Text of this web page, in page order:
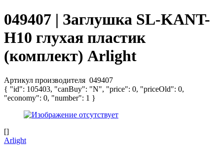
049407 | Заглушка SL-KANT-
H10 глухая пластик
(комплект) Arlight
Артикул производителя 049407
{ "id": 105403, "canBuy": "N", "price": 0, "priceOld": 0,
"economy": 0, "number": 1 }
[]
Arlight